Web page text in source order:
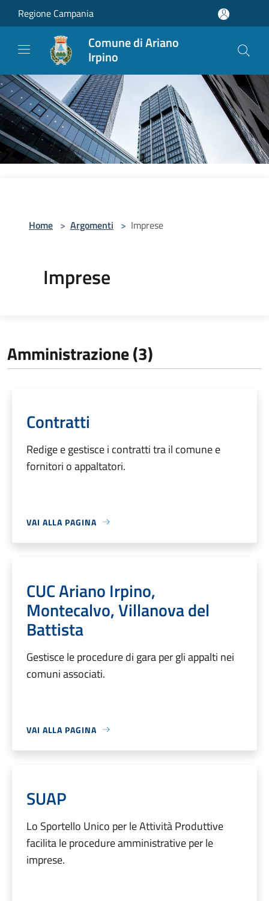
Salta al contenuto principale
Regione Campania
Comune di Ariano
Irpino
Home > Argomenti > Imprese
Imprese
Amministrazione (3)
Contratti
Redige e gestisce i contratti tra il comune e
fornitori o appaltatori.
VAI ALLA PAGINA
CUC Ariano Irpino,
Montecalvo, Villanova del
Battista
Gestisce le procedure di gara per gli appalti nei
comuni associati.
VAI ALLA PAGINA
SUAP
Lo Sportello Unico per le Attività Produttive
facilita le procedure amministrative per le
imprese.